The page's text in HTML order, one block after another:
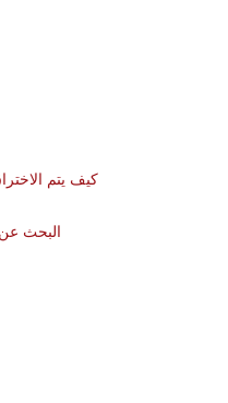
كيف يتم
البحث عن